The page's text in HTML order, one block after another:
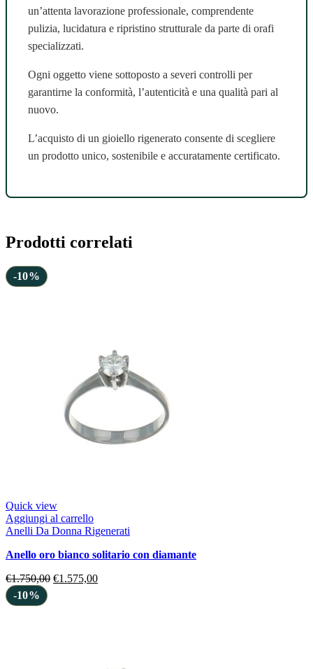
un’attenta lavorazione professionale, comprendente
pulizia, lucidatura e ripristino strutturale da parte di orafi
specializzati.
Ogni oggetto viene sottoposto a severi controlli per
garantirne la conformità, l’autenticità e una qualità pari al
nuovo.
L’acquisto di un gioiello rigenerato consente di scegliere
un prodotto unico, sostenibile e accuratamente certificato.
Prodotti correlati
-10%
Quick view
Aggiungi al carrello
Anelli Da Donna Rigenerati
anello oro bianco solitario con diamante
€1.750,00 €1.575,00
-10%